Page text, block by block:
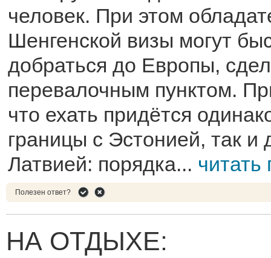
человек. При этом
Шенгенской визы могут
добраться до Европы,
перевалочным пунктом.
что ехать придётся
границы с Эстонией, так и
Латвией: порядка... читать
Полезен ответ?
НА ОТДЫХЕ: